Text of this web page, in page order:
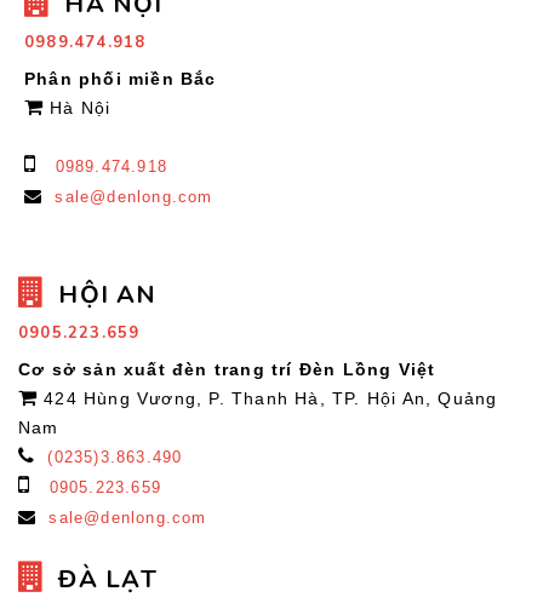
0989.474.918
Phân phối miền Bắc
Hà Nội
0989.474.918
sale@denlong.com
HỘI AN
0905.223.659
Cơ sở sản xuất đèn trang trí Đèn Lồng Việt
424 Hùng Vương, P. Thanh Hà, TP. Hội An, Quảng
Nam
(0235)3.863.490
0905.223.659
sale@denlong.com
ĐÀ LẠT